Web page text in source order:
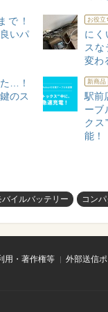
で！
いパ
お役立
にく
ス
変わ
…！
のス
新商品
駅前
ーブ
クス
能！
バイルバッテリー コンパ
用・著作権等 外部送信